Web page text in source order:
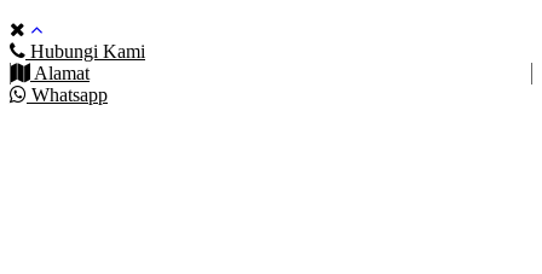
Hubungi Kami
Alamat
Whatsapp